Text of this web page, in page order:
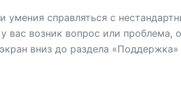
справляться с
возник вопрос или проблема,
вниз до раздела